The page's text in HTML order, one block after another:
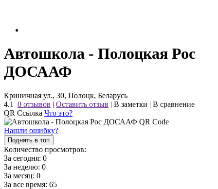
Автошкола - Полоцкая Рос
ДОСААФ
Криничная ул., 30, Полоцк, Беларусь
4.1
0 отзывов | Оставить отзыв | В заметки | В сравнение
QR Ссылка Что это?
Нашли ошибку?
Поднять в топ
Количество просмотров:
За сегодня: 0
За неделю: 0
За месяц: 0
За все время: 65